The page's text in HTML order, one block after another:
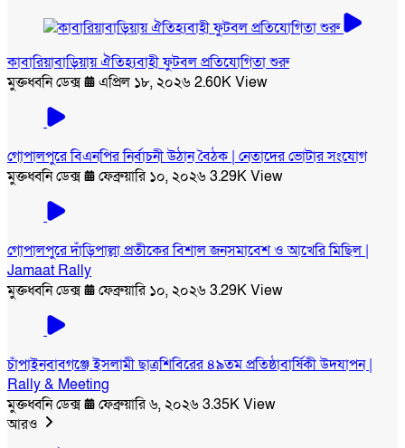
কাবারিয়াবাড়িয়ায় ঐতিহ্যবাহী ফুটবল প্রতিযোগিতা শুরু
মুক্তধ্বনি ডেক্স
এপ্রিল ১৮, ২০২৬2.60K View
গোপালপুরে বিএনপির নির্বাচনী উঠান বৈঠক | নেতাদের ভোটার সংযোগ
মুক্তধ্বনি ডেক্স
ফেব্রুয়ারি ১০, ২০২৬3.29K View
গোপালপুরে দাঁড়িপাল্লা প্রতীকের বিশাল জনসমাবেশ ও আখেরি মিছিল |
Jamaat Rally
মুক্তধ্বনি ডেক্স
ফেব্রুয়ারি ১০, ২০২৬3.29K View
চাঁপাইনবাবগঞ্জে ইসলামী ছাত্রশিবিরের ৪৯তম প্রতিষ্ঠাবার্ষিকী উদযাপন |
Rally & Meeting
মুক্তধ্বনি ডেক্স
ফেব্রুয়ারি ৬, ২০২৬3.35K View
আরও